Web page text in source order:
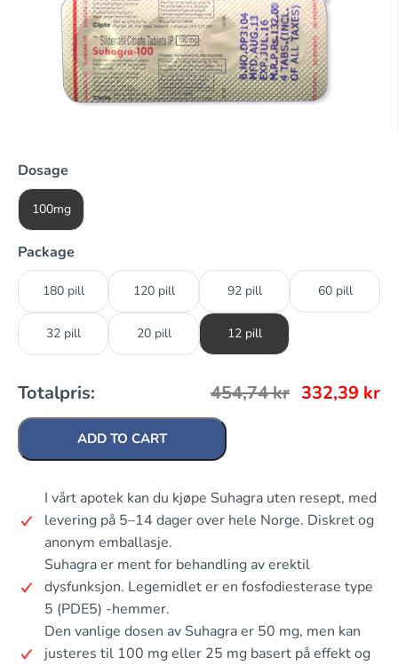
Dosage
100mg
Package
180 pill 120 pill 92 pill 60 pill
32 pill 20 pill 12 pill
Totalpris: 454,74kr 332,39 kr
ADD TO CART
I vårt apotek kan du kjøpe Suhagra uten resept, med
levering på 5–14 dager over hele Norge. Diskret og
anonym emballasje.
Suhagra er ment for behandling av erektil
dysfunksjon. Legemidlet er en fosfodiesterase type
5 (PDE5) -hemmer.
Den vanlige dosen av Suhagra er 50 mg, men kan
justeres til 100 mg eller 25 mg basert på effekt og